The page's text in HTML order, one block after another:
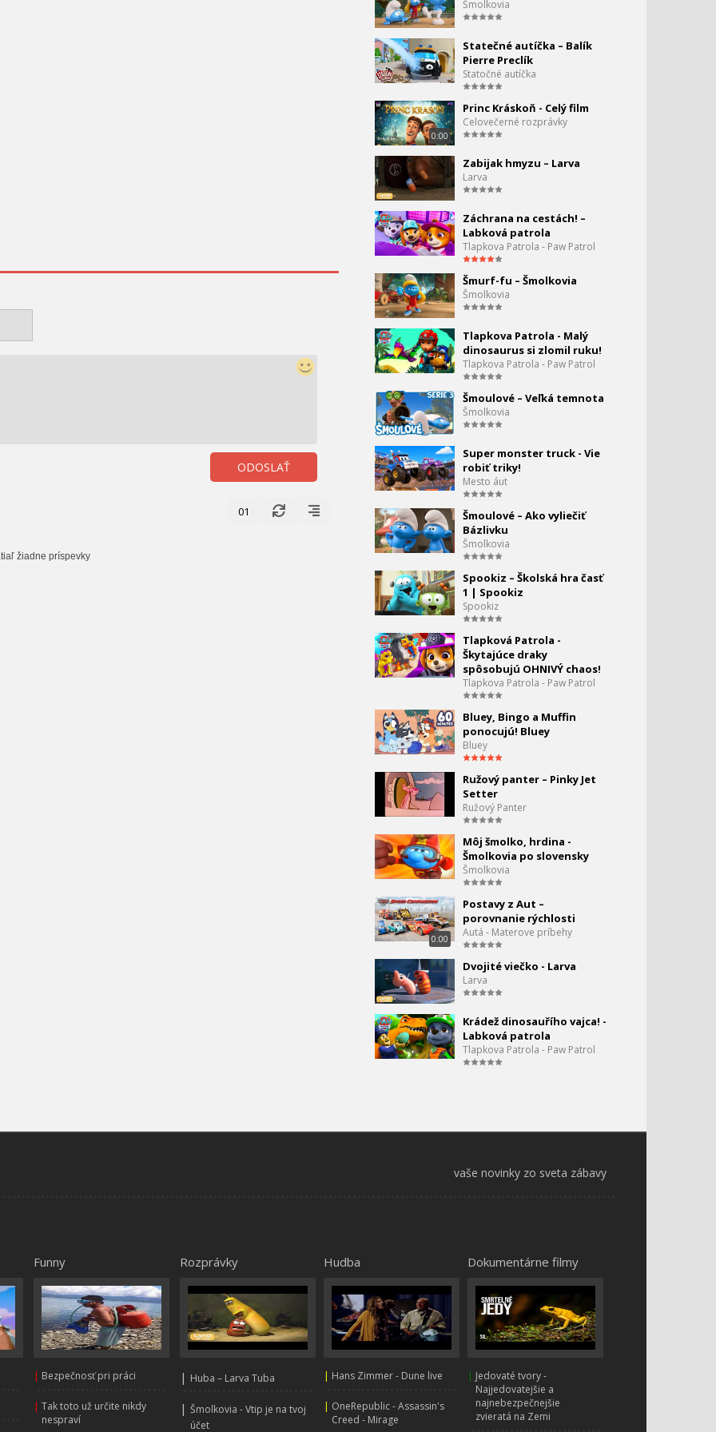
kocúr – Plastové srdce
ODOSLAŤ
01
žiadne príspevky
Šmolkovia
Statečné autíčka – Balík
Pierre Preclík
Statočné autíčka
0:00
Princ Kráskoň - Celý film
Celovečerné rozprávky
Zabijak hmyzu – Larva
Larva
Záchrana na cestách! –
Labková patrola
Tlapkova Patrola - Paw Patrol
Šmurf-fu – Šmolkovia
Šmolkovia
Tlapkova Patrola - Malý
dinosaurus si zlomil ruku!
Tlapkova Patrola - Paw Patrol
Šmoulové – Veľká temnota
Šmolkovia
Super monster truck - Vie
robiť triky!
Mesto áut
Šmoulové – Ako vyliečiť
Bázlivku
Šmolkovia
Spookiz – Školská hra časť
1 | Spookiz
Spookiz
Tlapková Patrola -
Škytajúce draky
spôsobujú OHNIVÝ chaos!
Tlapkova Patrola - Paw Patrol
Bluey, Bingo a Muffin
ponocujú! Bluey
Bluey
Ružový panter – Pinky Jet
Setter
Ružový Panter
Môj šmolko, hrdina -
Šmolkovia po slovensky
Šmolkovia
0:00
Postavy z Aut –
porovnanie rýchlosti
Autá - Materove príbehy
Dvojité viečko - Larva
Larva
Krádež dinosauřího vajca! -
Labková patrola
Tlapkova Patrola - Paw Patrol
vaše novinky zo sveta zábavy
Funny
| Bezpečnosť pri práci
| Tak toto už určite nikdy
nespraví
Rozprávky
| Huba – Larva Tuba
| Šmolkovia - Vtip je na tvoj
účet
Hudba
| Hans Zimmer - Dune live
| OneRepublic - Assassin's
Creed - Mirage
Dokumentárne filmy
| Jedovaté tvory -
Najjedovatejšie a
najnebezpečnejšie
zvieratá na Zemi